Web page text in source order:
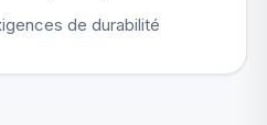
de durabilité